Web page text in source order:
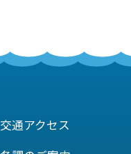
交通アクセス